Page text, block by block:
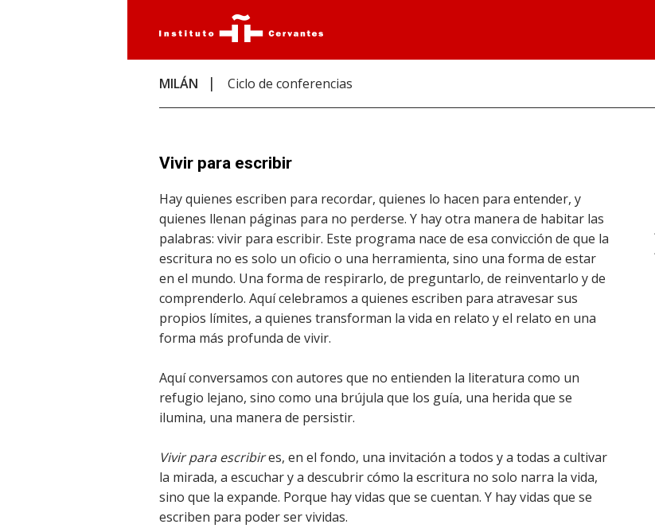
MILÁN Ciclo de conferencias
Vivir para escribir
Hay quienes escriben para recordar, quienes lo hacen para entender, y
quienes llenan páginas para no perderse. Y hay otra manera de habitar las
palabras: vivir para escribir. Este programa nace de esa convicción de que la
escritura no es solo un oficio o una herramienta, sino una forma de estar
en el mundo. Una forma de respirarlo, de preguntarlo, de reinventarlo y de
comprenderlo. Aquí celebramos a quienes escriben para atravesar sus
propios límites, a quienes transforman la vida en relato y el relato en una
forma más profunda de vivir.
Aquí conversamos con autores que no entienden la literatura como un
refugio lejano, sino como una brújula que los guía, una herida que se
ilumina, una manera de persistir.
Vivir para escribires, en el fondo, una invitación a todos y a todas a cultivar
la mirada, a escuchar y a descubrir cómo la escritura no solo narra la vida,
sino que la expande. Porque hay vidas que se cuentan. Y hay vidas que se
escriben para poder ser vividas.